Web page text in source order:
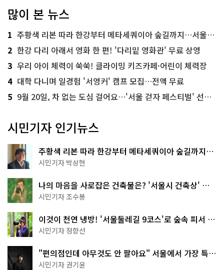
많이 본 뉴스
1 주황색 리본 따라 한강부터 메타세쿼이아 숲길까지…서울둘레길 15코스
2 한강 다리 아래서 영화 한 편! '다리밑 영화관' 무료 상영
3 우리 아이 체력이 쑥쑥! 클라이밍 키즈카페·어린이 체력장
4 대학 다니며 일경험 '서영커' 캠프 모집…전액 무료
5 9월 20일, 차 없는 도심 걸어요…'서울 걷자 페스티벌' 선착순 5천명
시민기자 인기뉴스
주황색 리본 따라 한강부터 메타세쿼이아 숲길까지…
서울둘레길 15코스
시민기자 박상현
나의 마음을 사로잡은 건축물은? '서울시 건축상' 수
상작 공개!
시민기자 조수봉
이것이 천연 냉방! '서울둘레길 9코스'로 숲속 피서 떠
나볼까
시민기자 정향선
"편의점인데 아무것도 안 팔아요" 서울에서 가장 특별
한 편의점의 정체
시민기자 권기윤